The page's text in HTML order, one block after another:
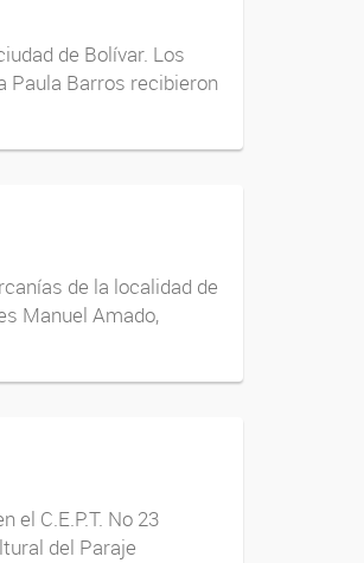
de Bolívar. Los
Paula Barros recibieron
de la localidad de
Manuel Amado,
el C.E.P.T. No 23
del Paraje